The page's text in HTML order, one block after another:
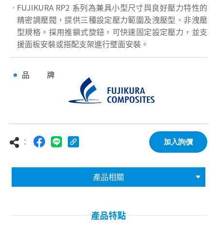
FUJIKURA RP2 系列為兼具小型尺寸與良好壓力特性的
精密調壓閥，提供三種設定壓力範圍及洩壓型、非洩壓
型規格。採用推鎖式旋鈕，可快速固定設定壓力，並支
援面板安裝或搭配支架進行壁面安裝。
品 牌
： 加入詢價
產品相關
產品特點